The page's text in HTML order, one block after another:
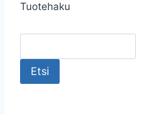
Tuotehaku